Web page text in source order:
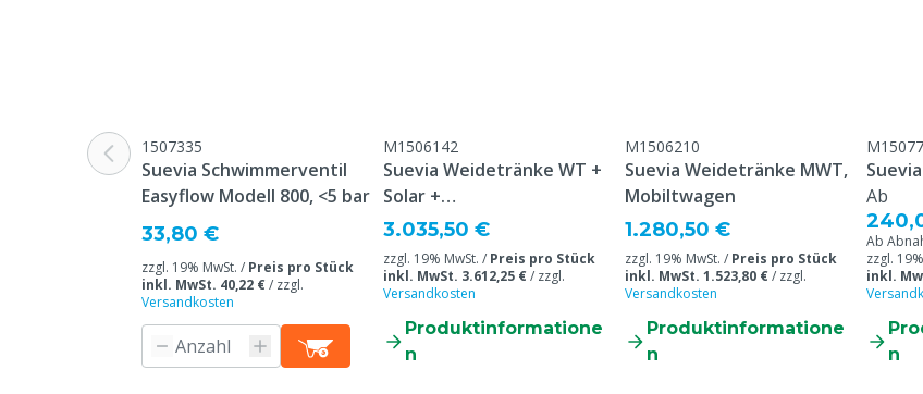
Webseite aufgeführt sind.
Wasserversorgung Typ
Schwimmer
Grund nicht rückgabefähig
Dieses Produkt wurde speziell für Sie
bestellt und kann nach der Bestellung
nicht storniert oder retourniert werden.
Mobil VS Stationär
Gabelstapler
Farbe
1507335
Suevia Schwimmerventil
Easyflow Modell 800, <5 bar
33,80 €
zzgl. 19% MwSt. / Preis pro Stück
inkl. MwSt. 40,22 €/ zzgl.
Versandkosten
M1506142
Suevia Weidetränke WT +
Solar +
Oberflächenpumpe,
Mobiltwagen
3.035,50 €
zzgl. 19% MwSt. / Preis pro Stück
inkl. MwSt. 3.612,25 €/ zzgl.
Versandkosten
Produktinformatione
n
M1506210
Suevia Weidetränke MWT,
Mobiltwagen
1.280,50 €
zzgl. 19% MwSt. / Preis pro Stück
inkl. MwSt. 1.523,80 €/ zzgl.
Versandkosten
Produktinformatione
n
Ab
Ab
zzgl.
inkl.
n